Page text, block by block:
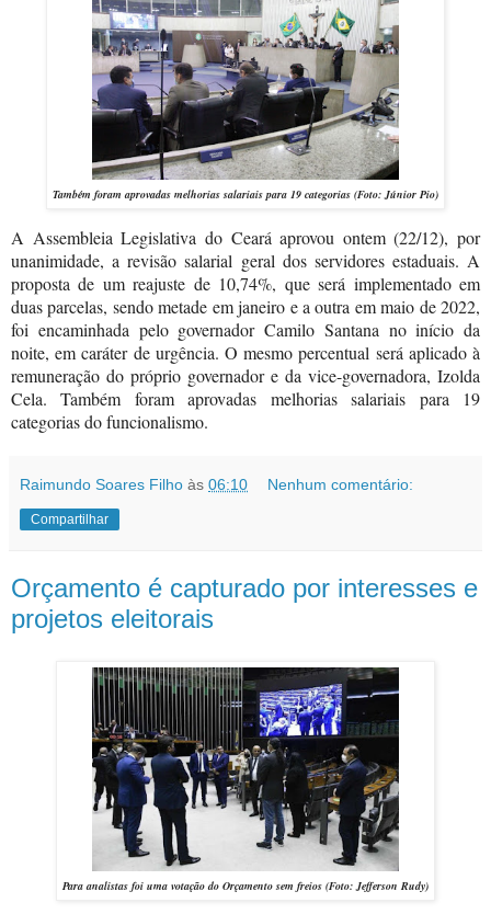
Também foram aprovadas melhorias salariais para 19 categorias (Foto: Júnior Pio)
A Assembleia Legislativa do Ceará aprovou ontem (22/12), por
unanimidade, a revisão salarial geral dos servidores estaduais. A
proposta de um reajuste de 10,74%, que será implementado em
duas parcelas, sendo metade em janeiro e a outra em maio de 2022,
foi encaminhada pelo governador Camilo Santana no início da
noite, em caráter de urgência. O mesmo percentual será aplicado à
remuneração do próprio governador e da vice-governadora, Izolda
Cela. Também foram aprovadas melhorias salariais para 19
categorias do funcionalismo.
Raimundo Soares Filho às 06:10 Nenhum comentário:
Compartilhar
Orçamento é capturado por interesses e
projetos eleitorais
Para analistas foi uma votação do Orçamento sem freios (Foto: Jefferson Rudy)